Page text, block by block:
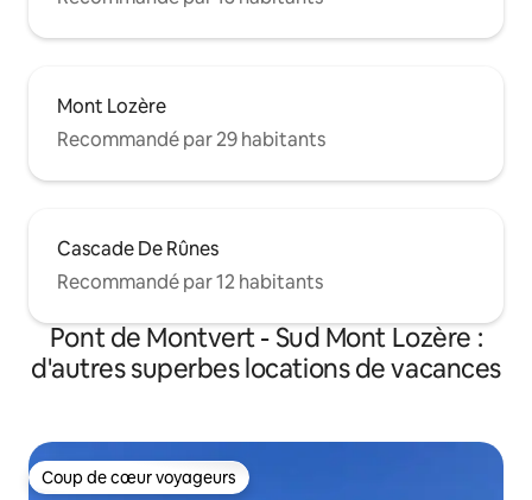
Mont Lozère
Recommandé par 29 habitants
Cascade De Rûnes
Recommandé par 12 habitants
Pont de Montvert - Sud Mont Lozère :
d'autres superbes locations de vacances
Coup de cœur voyageurs
Coup de cœur voyageurs